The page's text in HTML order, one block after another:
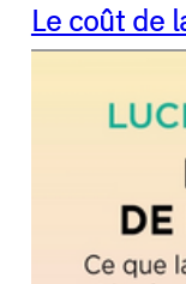
Le coût de